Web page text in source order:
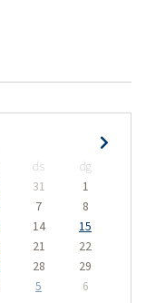
ds
dg
31
1
7
8
14
15
21
22
28
29
5 6